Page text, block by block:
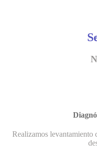
Realizamos levantamiento